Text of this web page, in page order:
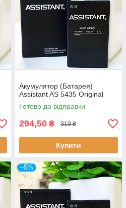
Акумулятор (Батарея)
Assistant AS 5435 Original
Готово до відправки
294,50 ₴ 310 ₴
Купити
–5%